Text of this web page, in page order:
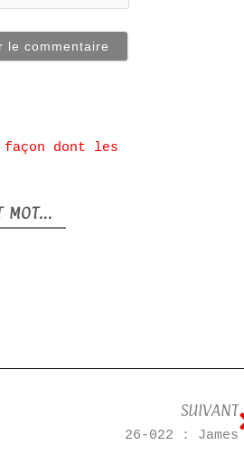
dont les
MOT...
SUIVANT
26-022 : James